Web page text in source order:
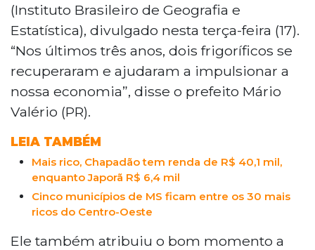
(Instituto Brasileiro de Geografia e
Estatística), divulgado nesta terça-feira (17).
“Nos últimos três anos, dois frigoríficos se
recuperaram e ajudaram a impulsionar a
nossa economia”, disse o prefeito Mário
Valério (PR).
LEIA TAMBÉM
Mais rico, Chapadão tem renda de R$ 40,1 mil,
enquanto Japorã R$ 6,4 mil
Cinco municípios de MS ficam entre os 30 mais
ricos do Centro-Oeste
Ele também atribuiu o bom momento a